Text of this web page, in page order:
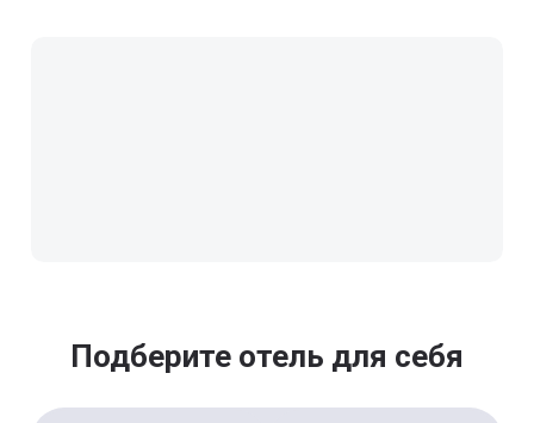
Подберите отель для себя